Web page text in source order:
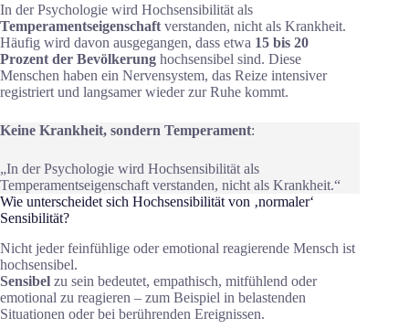
In der Psychologie wird Hochsensibilität als
Temperamentseigenschaft verstanden, nicht als Krankheit.
Häufig wird davon ausgegangen, dass etwa 15 bis 20
Prozent der Bevölkerung hochsensibel sind. Diese
Menschen haben ein Nervensystem, das Reize intensiver
registriert und langsamer wieder zur Ruhe kommt.
Keine Krankheit, sondern Temperament:
„In der Psychologie wird Hochsensibilität als
Temperamentseigenschaft verstanden, nicht als Krankheit.“
Wie unterscheidet sich Hochsensibilität von ‚normaler‘
Sensibilität?
Nicht jeder feinfühlige oder emotional reagierende Mensch ist
hochsensibel.
Sensibel zu sein bedeutet, empathisch, mitfühlend oder
emotional zu reagieren – zum Beispiel in belastenden
Situationen oder bei berührenden Ereignissen.